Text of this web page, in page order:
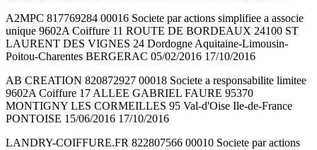
A2MPC 817769284 00016 Societe par actions simplifiee a associe
unique 9602A Coiffure 11 ROUTE DE BORDEAUX 24100 ST
LAURENT DES VIGNES 24 Dordogne Aquitaine-Limousin-
Poitou-Charentes BERGERAC 05/02/2016 17/10/2016
AB CREATION 820872927 00018 Societe a responsabilite limitee
9602A Coiffure 17 ALLEE GABRIEL FAURE 95370
MONTIGNY LES CORMEILLES 95 Val-d'Oise Ile-de-France
PONTOISE 15/06/2016 17/10/2016
LANDRY-COIFFURE.FR 822807566 00010 Societe par actions